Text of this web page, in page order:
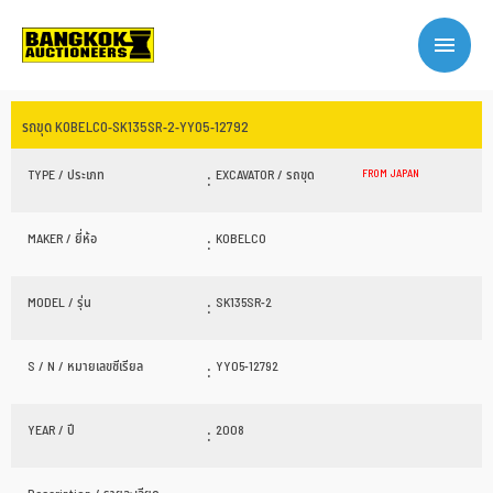
รถขุด KOBELCO-SK135SR-2-YY05-12792
TYPE / ประเภท : EXCAVATOR / รถขุด FROM JAPAN
MAKER / ยี่ห้อ : KOBELCO
MODEL / รุ่น : SK135SR-2
S / N / หมายเลขซีเรียล : YY05-12792
YEAR / ปี : 2008